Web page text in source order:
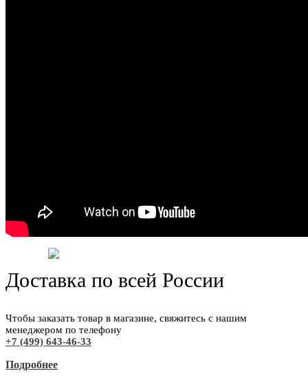
Доставка по всей России
Чтобы заказать товар в магазине, свяжитесь с нашим
менеджером по телефону
+7 (499) 643-46-33
Подробнее